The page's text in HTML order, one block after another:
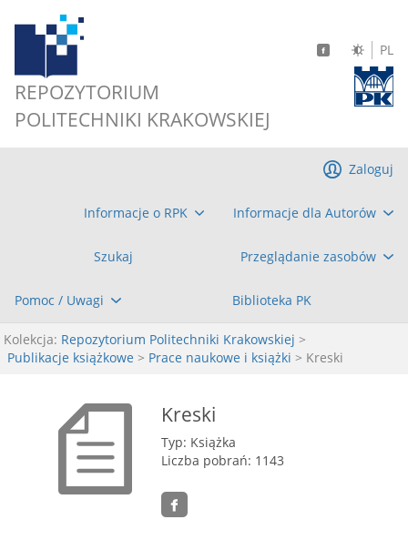
REPOZYTORIUM
POLITECHNIKI KRAKOWSKIEJ
PL
Informacje o RPK Informacje dla Autorów
Szukaj Przeglądanie zasobów
Pomoc / Uwagi Biblioteka PK
Zaloguj
Kolekcja: Repozytorium Politechniki Krakowskiej >
Publikacje książkowe > Prace naukowe i książki > Kreski
Kreski
Typ: Książka
Liczba pobrań: 1143